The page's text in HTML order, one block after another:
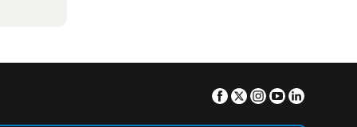
Facebook
TwitterInstagram
Youtube